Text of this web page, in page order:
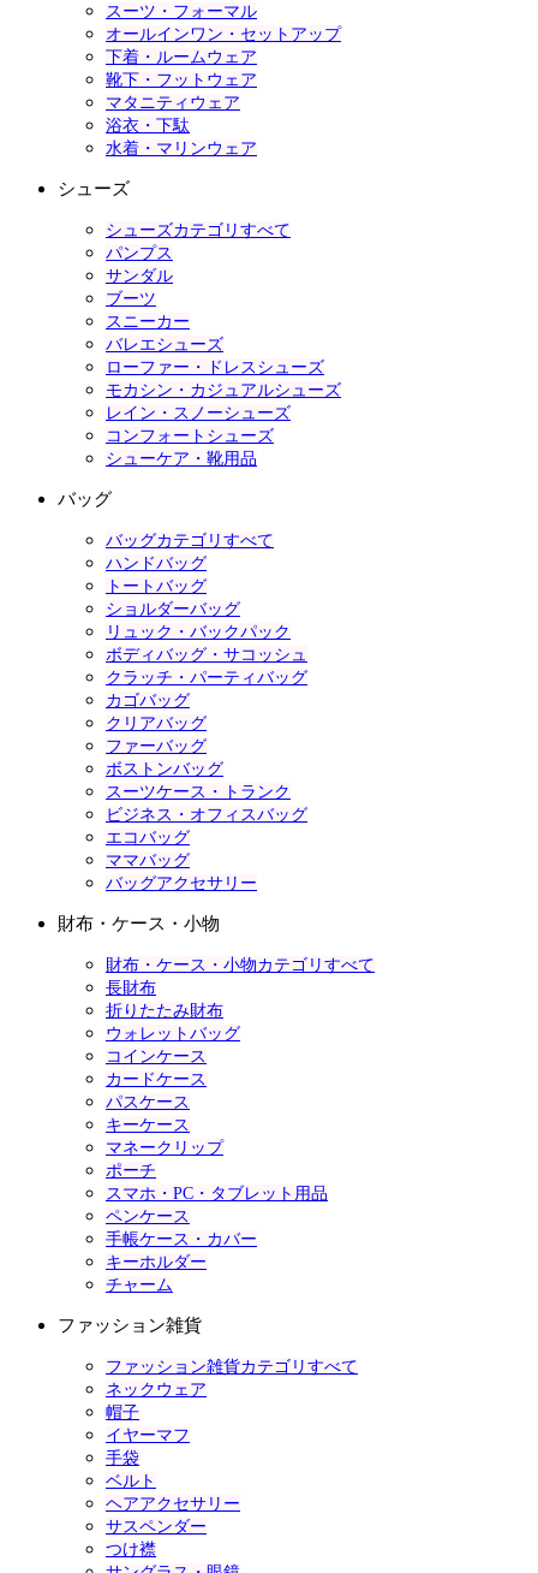
スーツ・フォーマル
オールインワン・セットアップ
下着・ルームウェア
靴下・フットウェア
マタニティウェア
浴衣・下駄
水着・マリンウェア
シューズ
シューズカテゴリすべて
パンプス
サンダル
ブーツ
スニーカー
バレエシューズ
ローファー・ドレスシューズ
モカシン・カジュアルシューズ
レイン・スノーシューズ
コンフォートシューズ
シューケア・靴用品
バッグ
バッグカテゴリすべて
ハンドバッグ
トートバッグ
ショルダーバッグ
リュック・バックパック
ボディバッグ・サコッシュ
クラッチ・パーティバッグ
カゴバッグ
クリアバッグ
ファーバッグ
ボストンバッグ
スーツケース・トランク
ビジネス・オフィスバッグ
エコバッグ
ママバッグ
バッグアクセサリー
財布・ケース・小物
財布・ケース・小物カテゴリすべて
長財布
折りたたみ財布
ウォレットバッグ
コインケース
カードケース
パスケース
キーケース
マネークリップ
ポーチ
スマホ・PC・タブレット用品
ペンケース
手帳ケース・カバー
キーホルダー
チャーム
ファッション雑貨
ファッション雑貨カテゴリすべて
ネックウェア
帽子
イヤーマフ
手袋
ベルト
ヘアアクセサリー
サスペンダー
つけ襟